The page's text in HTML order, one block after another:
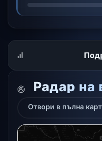
Радар на
Отвори в пълна